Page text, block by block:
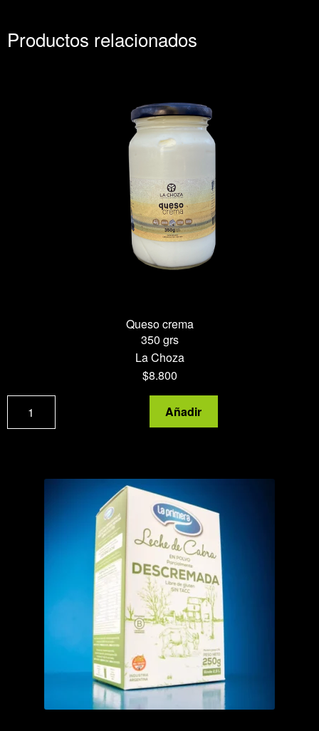
Productos relacionados
Queso crema
350 grs
La Choza
$8.800
Queso
crema
Añadir